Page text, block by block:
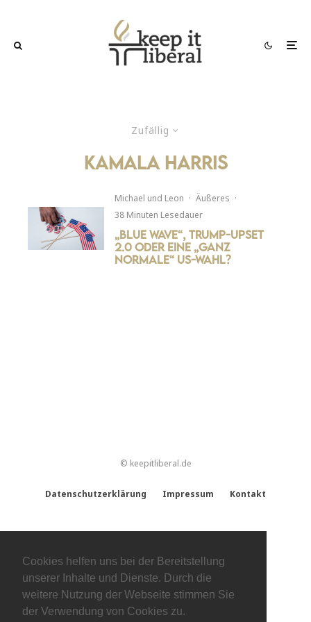
Cookies helfen uns bei der Bereitstellung
unserer Inhalte und Dienste. Durch die
weitere Nutzung der Webseite stimmen Sie
der Verwendung von Cookies zu.
Zufällig
Kamala Harris
Michael und Leon · Äußeres ·
38 Minuten Lesedauer
„Blue Wave“, Trump-Upset
2.0 oder eine „ganz
normale“ US-Wahl?
© keepitliberal.de
Datenschutzerklärung Impressum Kontakt